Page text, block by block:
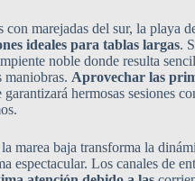
con marejadas del sur, la playa
ideales para tablas largas.
noble donde resulta
maniobras. Aprovechar las
garantizará hermosas sesiones
marea baja transforma la
espectacular. Los canales de